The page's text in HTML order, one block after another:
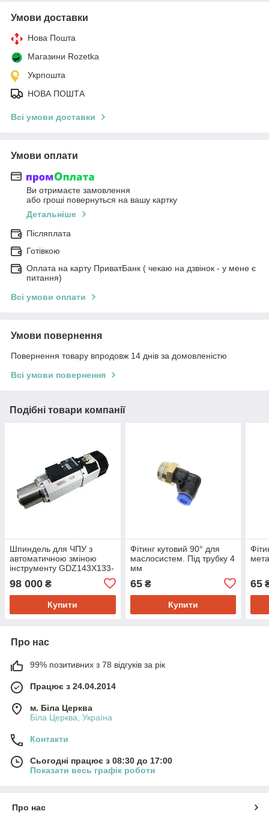
Умови доставки
Нова Пошта
Магазини Rozetka
Укрпошта
НОВА ПОШТА
Всі умови доставки
Умови оплати
Ви отримаєте замовлення
або гроші повернуться на вашу картку
Детальніше
Післяплата
Готівкою
Оплата на карту ПриватБанк ( чекаю на дзвінок - у мене є
питання)
Всі умови оплати
Умови повернення
Повернення товару впродовж 14 днів за домовленістю
Всі умови повернення
Подібні товари компанії
Шпиндель для ЧПУ з
автоматичною зміною
інструменту GDZ143X133-
98 000 ₴
Купити
Фітинг кутовий 90° для
маслосистем. Під трубку 4
мм
65₴
Купити
65
Про нас
99% позитивних з 78 відгуків за рік
Працює з 24.04.2014
м. Біла Церква
Біла Церква, Україна
Контакти
Сьогодні працює з 08:30 до 17:00
Показати весь графік роботи
Про нас